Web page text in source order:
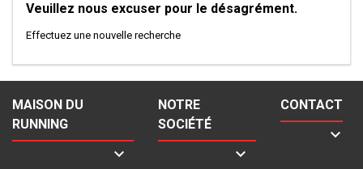
Veuillez nous excuser pour le désagrément.
Effectuez une nouvelle recherche
MAISON DU
RUNNING

NOTRE
SOCIÉTÉ

CONTACT
